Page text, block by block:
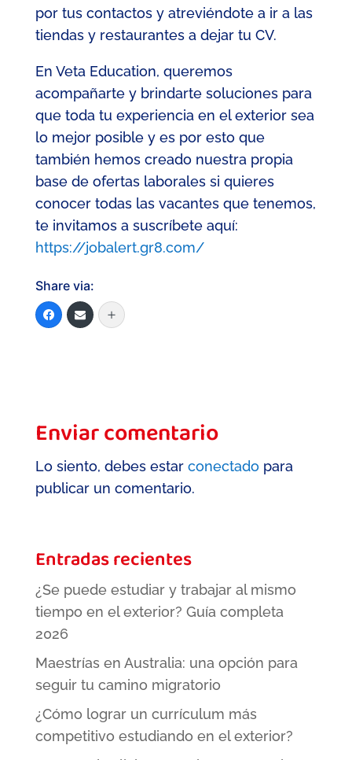
por tus contactos y atreviéndote a ir a las
tiendas y restaurantes a dejar tu CV.
En Veta Education, queremos
acompañarte y brindarte soluciones para
que toda tu experiencia en el exterior sea
lo mejor posible y es por esto que
también hemos creado nuestra propia
base de ofertas laborales si quieres
conocer todas las vacantes que tenemos,
te invitamos a suscríbete aquí:
https://jobalert.gr8.com/
Share via:
Enviar comentario
Lo siento, debes estar conectado para
publicar un comentario.
Entradas recientes
¿Se puede estudiar y trabajar al mismo
tiempo en el exterior? Guía completa
2026
Maestrías en Australia: una opción para
seguir tu camino migratorio
¿Cómo lograr un currículum más
competitivo estudiando en el exterior?